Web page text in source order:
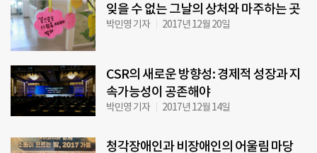
잊을 수 없는 그날의 상처와 마주하는 곳
박민영 기자 2017년 12월 20일
CSR의 새로운 방향성: 경제적 성장과 지
속가능성이 공존해야
박민영 기자 2017년 12월 14일
청각장애인과 비장애인의 어울림 마당